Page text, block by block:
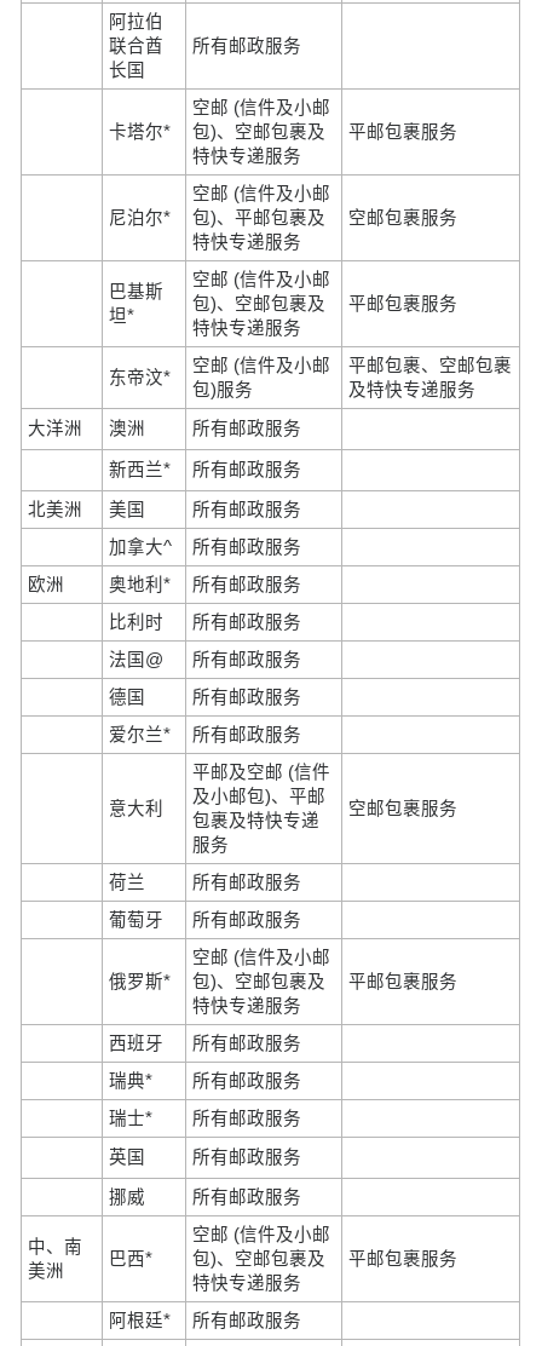
阿拉伯
联合酋
长国
所有邮政服务
卡塔尔*
空邮 (信件及小邮
包)、空邮包裹及
特快专递服务
平邮包裹服务
尼泊尔*
空邮 (信件及小邮
包)、平邮包裹及
特快专递服务
空邮包裹服务
巴基斯
坦*
空邮 (信件及小邮
包)、空邮包裹及
特快专递服务
平邮包裹服务
东帝汶*
空邮 (信件及小邮
包)服务
平邮包裹、空邮包裹
及特快专递服务
大洋洲
澳洲 所有邮政服务
新西兰* 所有邮政服务
北美洲 美国
所有邮政服务
加拿大^
所有邮政服务
欧洲
奥地利*
所有邮政服务
比利时
所有邮政服务
法国@
所有邮政服务
德国
所有邮政服务
爱尔兰*
所有邮政服务
意大利
平邮及空邮 (信件
及小邮包)、平邮
包裹及特快专递
服务
空邮包裹服务
荷兰
所有邮政服务
葡萄牙
所有邮政服务
俄罗斯*
空邮 (信件及小邮
包)、空邮包裹及
特快专递服务
平邮包裹服务
西班牙
所有邮政服务
瑞典*
所有邮政服务
瑞士*
所有邮政服务
英国
所有邮政服务
挪威 所有邮政服务
中、南
美洲
巴西*
空邮 (信件及小邮
包)、空邮包裹及
特快专递服务
平邮包裹服务
阿根廷* 所有邮政服务